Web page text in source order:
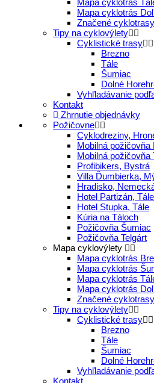
Mapa cyklotrás
Značené cyklotrasy
Tipy na cyklovýlety
Cyklistické trasy
Brezno
Tále
Šumiac
Dolné
Vyhľladávanie
Kontakt
Zhrnutie objednávky
Požičovne
Cyklodreziny,
Mobilná požičovňa
Mobilná požičovňa
Profibikers, Bystrá
Villa Ďumbierka,
Hradisko,
Hotel Partizán, Tále
Hotel Stupka, Tále
Kúria na Táloch
Požičovňa Šumiac
Požičovňa Telgárt
Mapa cyklovýlety
Mapa cyklotrás
Mapa cyklotrás
Mapa cyklotrás
Mapa cyklotrás
Značené cyklotrasy
Tipy na cyklovýlety
Cyklistické trasy
Brezno
Tále
Šumiac
Dolné
Vyhľladávanie
Kontakt